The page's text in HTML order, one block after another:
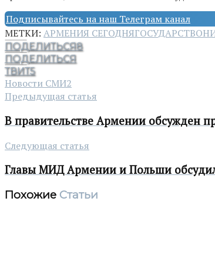
Подписывайтесь на наш Телеграм канал
МЕТКИ: АРМЕНИЯ СЕГОДНЯГОСУДАРСТВО
ПОДЕЛИТЬСЯ8
ПОДЕЛИТЬСЯ
ТВИТ5
Новости СМИ2
Предыдущая статья
В правительстве Армении обсужден
Следующая статья
Главы МИД Армении и Польши
Похожие Статьи